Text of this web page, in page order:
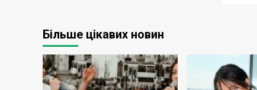
Більше цікавих новин